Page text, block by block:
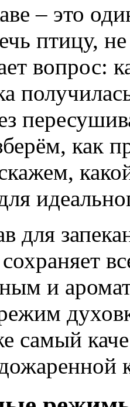
– это
птицу,
вопрос:
как
для
и
самый